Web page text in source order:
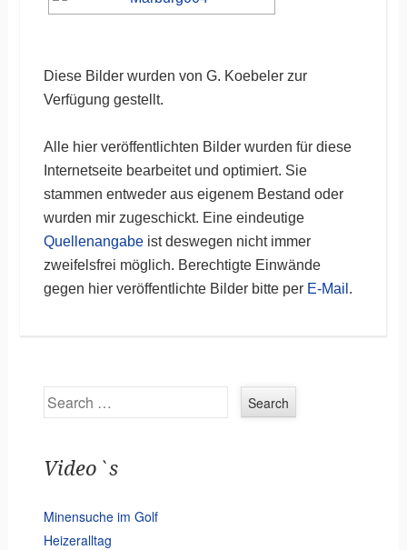
Diese Bilder wurden von G. Koebeler zur
Verfügung gestellt.
Alle hier veröffentlichten Bilder wurden für diese
Internetseite bearbeitet und optimiert. Sie
stammen entweder aus eigenem Bestand oder
wurden mir zugeschickt. Eine eindeutige
Quellenangabeist deswegen nicht immer
zweifelsfrei möglich. Berechtigte Einwände
gegen hier veröffentlichte Bilder bitte per E-Mail .
Search
Video`s
Minensuche im Golf
Heizeralltag